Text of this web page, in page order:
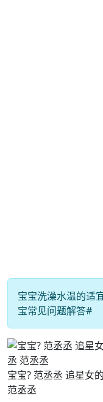
宝宝洗澡水温的适
宝常见问题解答#
宝宝? 范丞丞 追星女
范丞丞